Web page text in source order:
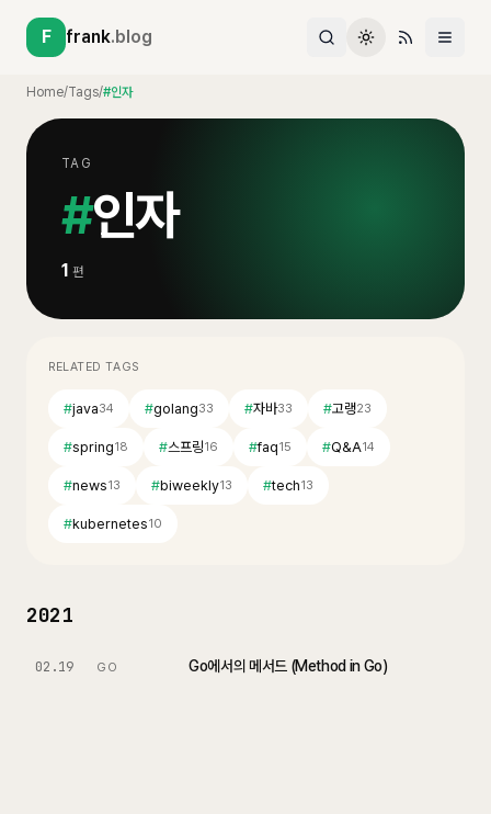
F frank.blog
Home/Tags/#인자
TAG
#인자
1 편
RELATED TAGS
#java34 #golang33 #자바33 #고랭23
#spring18 #스프링16 #faq15 #Q&A14
#news13 #biweekly13 #tech13
#kubernetes10
2021
02.19 GO Go에서의 메서드 (Method in Go)